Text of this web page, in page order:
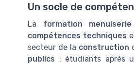
Un socle de
La formation menuiserie
compétences techniques
secteur de la construction
publics : étudiants après